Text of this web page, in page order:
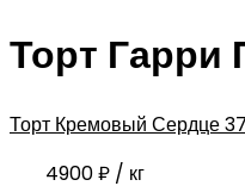
Торт Гарри
Торт Кремовый Сердце
4900₽ / кг